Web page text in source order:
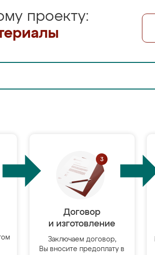
проекту:
Договор
и изготовление
Заключаем договор,
Вы вносите предоплату в